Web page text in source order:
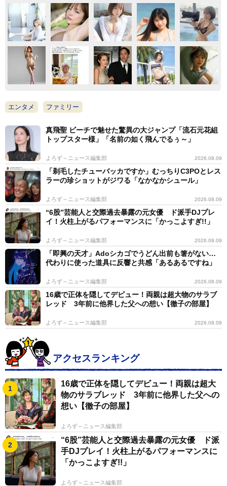
エンタメ ファミリー
真飛聖 ビーチで魅せた驚異の大ジャンプ「流石元花組
トップスター様」「名前の如く飛んでるぅ～」
よろず～ニュース編集部 2026.08.09
「剃毛したチューバッカですか」むっちりC3POとレス
ラーの珍ショットがジワる「なかなかシュール」
よろず～ニュース編集部 2026.08.09
“6股”芸能人と交際過去暴露の元女優 ド派手DJプレ
イ！火柱上がるパフォーマンスに「かっこよすぎ!!」
よろず～ニュース編集部 2026.08.09
「即興の天才」Adoシカゴでうどん出前も箸がない…
代わりに使った道具に反響と共感「あるあるですね」
よろず～ニュース編集部 2026.08.09
16歳で正体を隠してデビュー！両親は超大物のサラブ
レッド 3年前に他界した父への想い【徹子の部屋】
よろず～ニュース編集部 2026.08.09
アクセスランキング
16歳で正体を隠してデビュー！両親は超大
物のサラブレッド 3年前に他界した父への
想い【徹子の部屋】
よろず～ニュース編集部
“6股”芸能人と交際過去暴露の元女優 ド派
手DJプレイ！火柱上がるパフォーマンスに
「かっこよすぎ!!」
よろず～ニュース編集部